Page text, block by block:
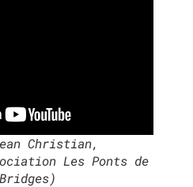
Christian,
Les Ponts de